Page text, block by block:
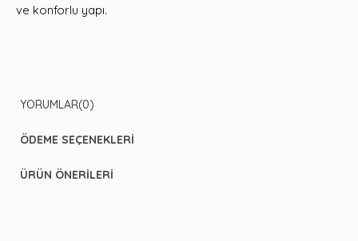
ve konforlu yapı.
YORUMLAR(0)
ÖDEME SEÇENEKLERI
ÜRÜN ÖNERILERI